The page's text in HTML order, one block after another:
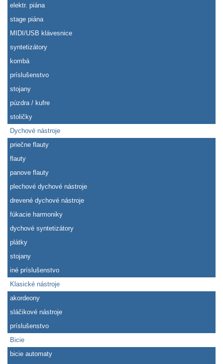
elektr. piána
stage piána
MIDI/USB klávesnice
syntetizátory
kombá
príslušenstvo
stojany
púzdra / kufre
stoličky
Dychové nástroje
priečne flauty
flauty
panove flauty
plechové dychové nástroje
drevené dychové nástroje
fúkacie harmoniky
dychové syntetizátory
plátky
stojany
iné príslušenstvo
Klasické nástroje
akordeony
sláčikové nástroje
príslušenstvo
Bicie
bicie automaty